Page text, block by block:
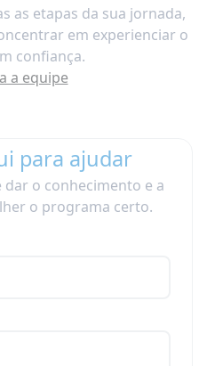
as etapas da sua jornada,
em experienciar o
confiança.
a equipe
para ajudar
o conhecimento e a
o programa certo.